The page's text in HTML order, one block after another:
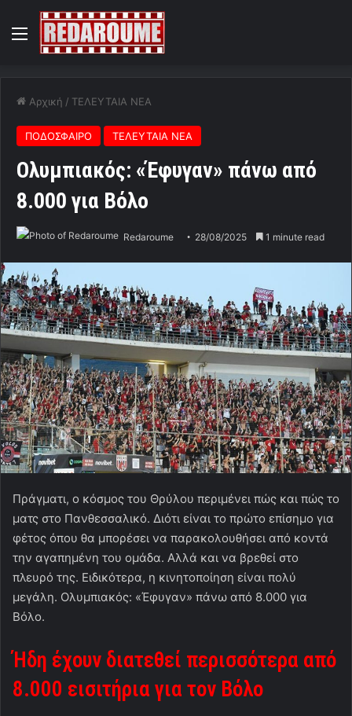
Menu
Αρχική / ΤΕΛΕΥΤΑΙΑ ΝΕΑ
ΠΟΔΟΣΦΑΙΡΟ ΤΕΛΕΥΤΑΙΑ ΝΕΑ
Ολυμπιακός: «Έφυγαν» πάνω από
8.000 για Βόλο
Redaroume 28/08/2025 1 minute read
Πράγματι, ο κόσμος του Θρύλου περιμένει πώς και πώς το
ματς στο Πανθεσσαλικό. Διότι είναι το πρώτο επίσημο για
φέτος όπου θα μπορέσει να παρακολουθήσει από κοντά
την αγαπημένη του ομάδα. Αλλά και να βρεθεί στο
πλευρό της. Ειδικότερα, η κινητοποίηση είναι πολύ
μεγάλη. Ολυμπιακός: «Έφυγαν» πάνω από 8.000 για
Βόλο.
Ήδη έχουν διατεθεί περισσότερα από
8.000 εισιτήρια για τον Βόλο